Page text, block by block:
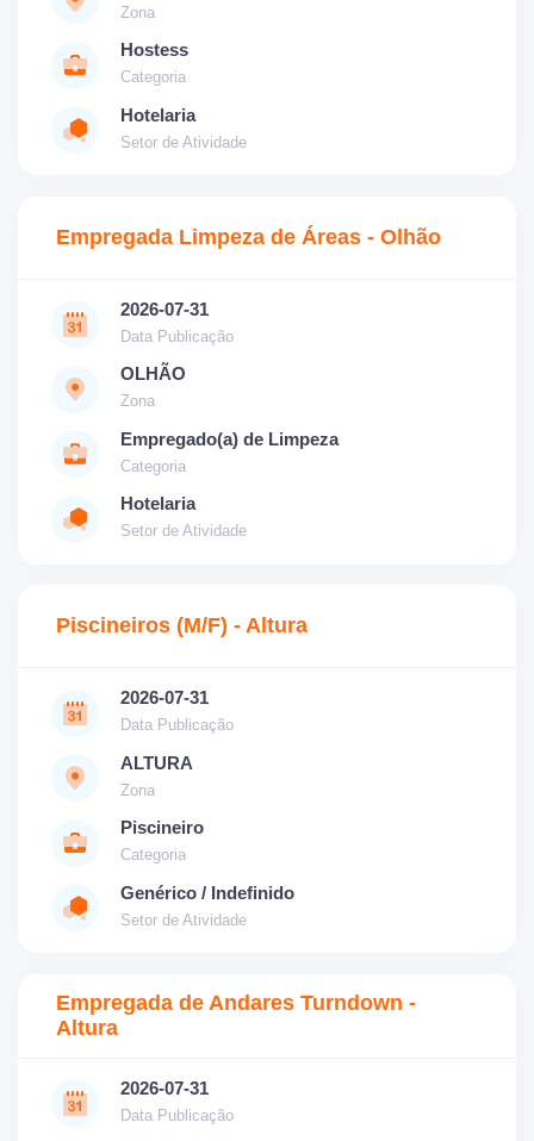
Zona
Hostess
Categoria
Hotelaria
Setor de Atividade
Empregada Limpeza de Áreas - Olhão
2026-07-31
Data Publicação
OLHÃO
Zona
Empregado(a) de Limpeza
Categoria
Hotelaria
Setor de Atividade
Piscineiros (M/F) - Altura
2026-07-31
Data Publicação
ALTURA
Zona
Piscineiro
Categoria
Genérico / Indefinido
Setor de Atividade
Empregada de Andares Turndown -
Altura
2026-07-31
Data Publicação